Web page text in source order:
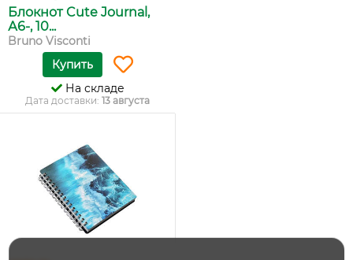
Блокнот Cute Journal,
А6-, 10...
Bruno Visconti
Купить
На складе
Дата доставки: 13 августа